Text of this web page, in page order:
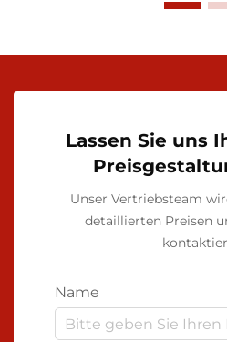
Lassen Sie uns
Unser Vertriebsteam
detaillierten Preisen
Name